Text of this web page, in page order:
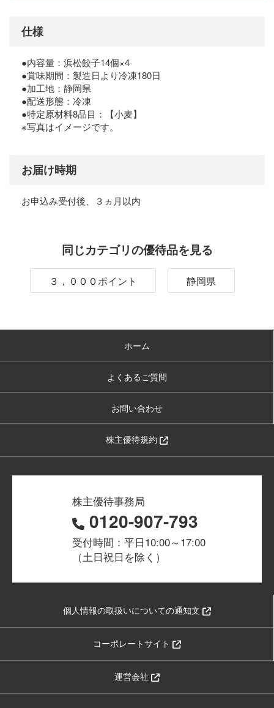
仕様
●内容量：浜松餃子14個×4
●賞味期間：製造日より冷凍180日
●加工地：静岡県
●配送形態：冷凍
●特定原材料8品目：【小麦】
※写真はイメージです。
お届け時期
お申込み受付後、３ヵ月以内
同じカテゴリの優待品を見る
３，０００ポイント 静岡県
ホーム
よくあるご質問
お問い合わせ
株主優待規約
株主優待事務局
0120-907-793
受付時間：平日10:00～17:00
（土日祝日を除く）
個人情報の取扱いについての通知文
コーポレートサイト
運営会社